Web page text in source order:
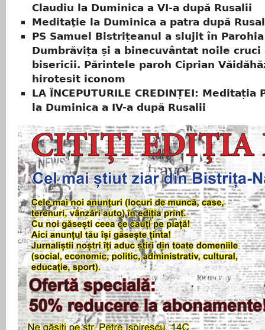
Claudiu la Duminica a VI-a după Rusalii
Meditaţie la Duminica a patra după
PS Samuel Bistrițeanul a slujit în Parohia
Dumbrăvița și a binecuvântat noile cruci
bisericii. Părintele paroh Ciprian
hirotesit iconom
LA ÎNCEPUTURILE CREDINȚEI: Meditația
la Duminica a IV-a după Rusalii